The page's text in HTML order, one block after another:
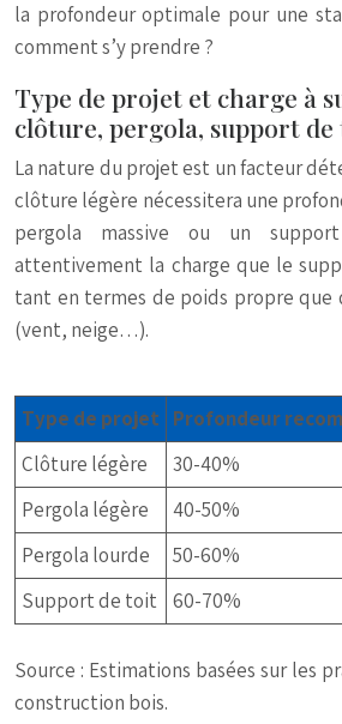
la profondeur optimale pour une
comment s’y prendre ?
Type de projet et charge à
clôture, pergola, support
La nature du projet est un facteur
clôture légère nécessitera une
pergola massive ou un
attentivement la charge que le
tant en termes de poids propre que
(vent, neige…).
Type de projet Profondeur
Clôture légère
30-40%
Pergola légère
40-50%
Pergola lourde
50-60%
Support de toit
60-70%
Source : Estimations basées sur les
construction bois.